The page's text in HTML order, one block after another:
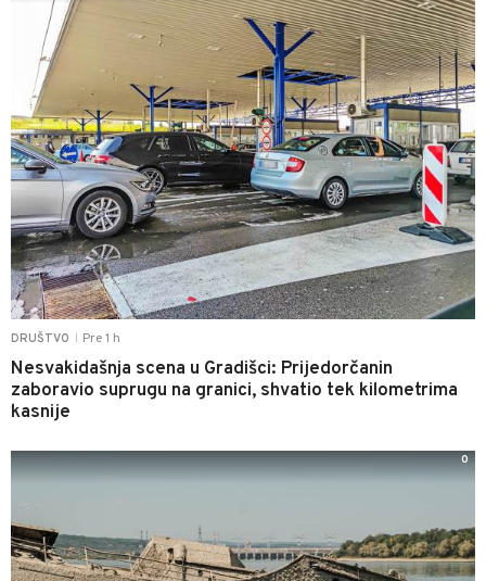
DRUŠTVO Pre 1 h
Nesvakidašnja scena u Gradišci: Prijedorčanin
zaboravio suprugu na granici, shvatio tek kilometrima
kasnije
0